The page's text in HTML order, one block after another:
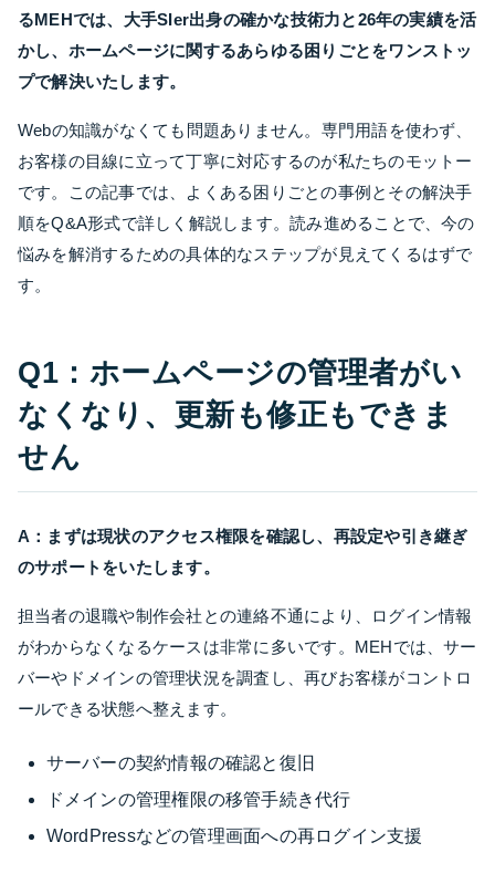
るMEHでは、大手SIer出身の確かな技術力と26年の実績を活
かし、ホームページに関するあらゆる困りごとをワンストッ
プで解決いたします。
Webの知識がなくても問題ありません。専門用語を使わず、
お客様の目線に立って丁寧に対応するのが私たちのモットー
です。この記事では、よくある困りごとの事例とその解決手
順をQ&A形式で詳しく解説します。読み進めることで、今の
悩みを解消するための具体的なステップが見えてくるはずで
す。
Q1：ホームページの管理者がい
なくなり、更新も修正もできま
せん
A：まずは現状のアクセス権限を確認し、再設定や引き継ぎ
のサポートをいたします。
担当者の退職や制作会社との連絡不通により、ログイン情報
がわからなくなるケースは非常に多いです。MEHでは、サー
バーやドメインの管理状況を調査し、再びお客様がコントロ
ールできる状態へ整えます。
サーバーの契約情報の確認と復旧
ドメインの管理権限の移管手続き代行
WordPressなどの管理画面への再ログイン支援